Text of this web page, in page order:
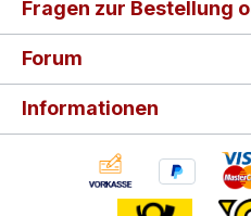
Fragen zur Bestellung
Forum
Informationen